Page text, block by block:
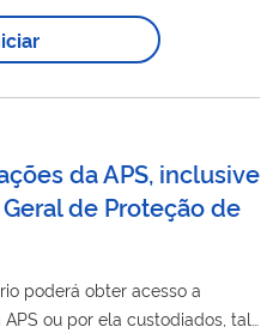
e do setor privado.
da APS, inclusive
de Proteção de
poderá obter acesso a
ou por ela custodiados, tal